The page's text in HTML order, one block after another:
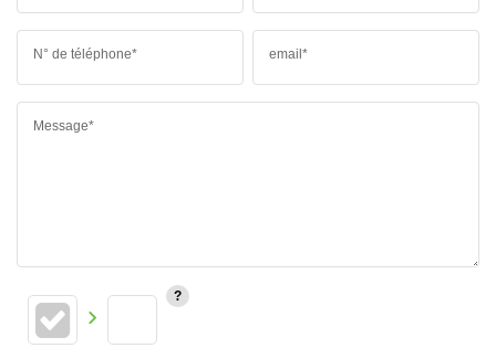
N° de téléphone* email*
Message*